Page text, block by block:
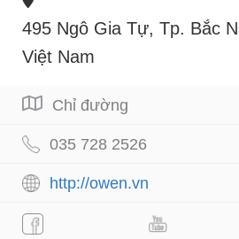
495 Ngô Gia Tự, Tp. Bắc
Việt Nam
Chỉ đường
035 728 2526
http://owen.vn